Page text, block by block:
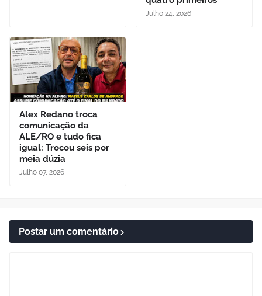
Julho 24, 2026
Alex Redano troca
comunicação da
ALE/RO e tudo fica
igual: Trocou seis por
meia dúzia
Julho 07, 2026
Postar um comentário